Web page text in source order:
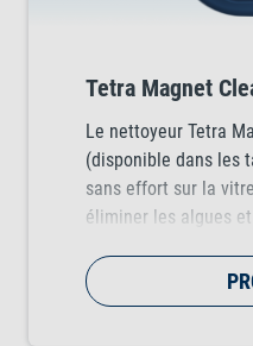
Tetra Magnet
Le nettoyeur Tetra
(disponible dans les
sans effort sur la
éliminer les algues
l’intérieur de votre
ergonomique est